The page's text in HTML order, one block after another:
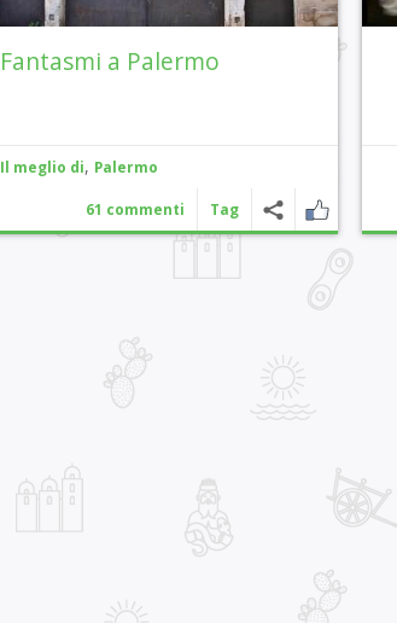
Fantasmi a Palermo
Il meglio di, Palermo
61 commenti Tag